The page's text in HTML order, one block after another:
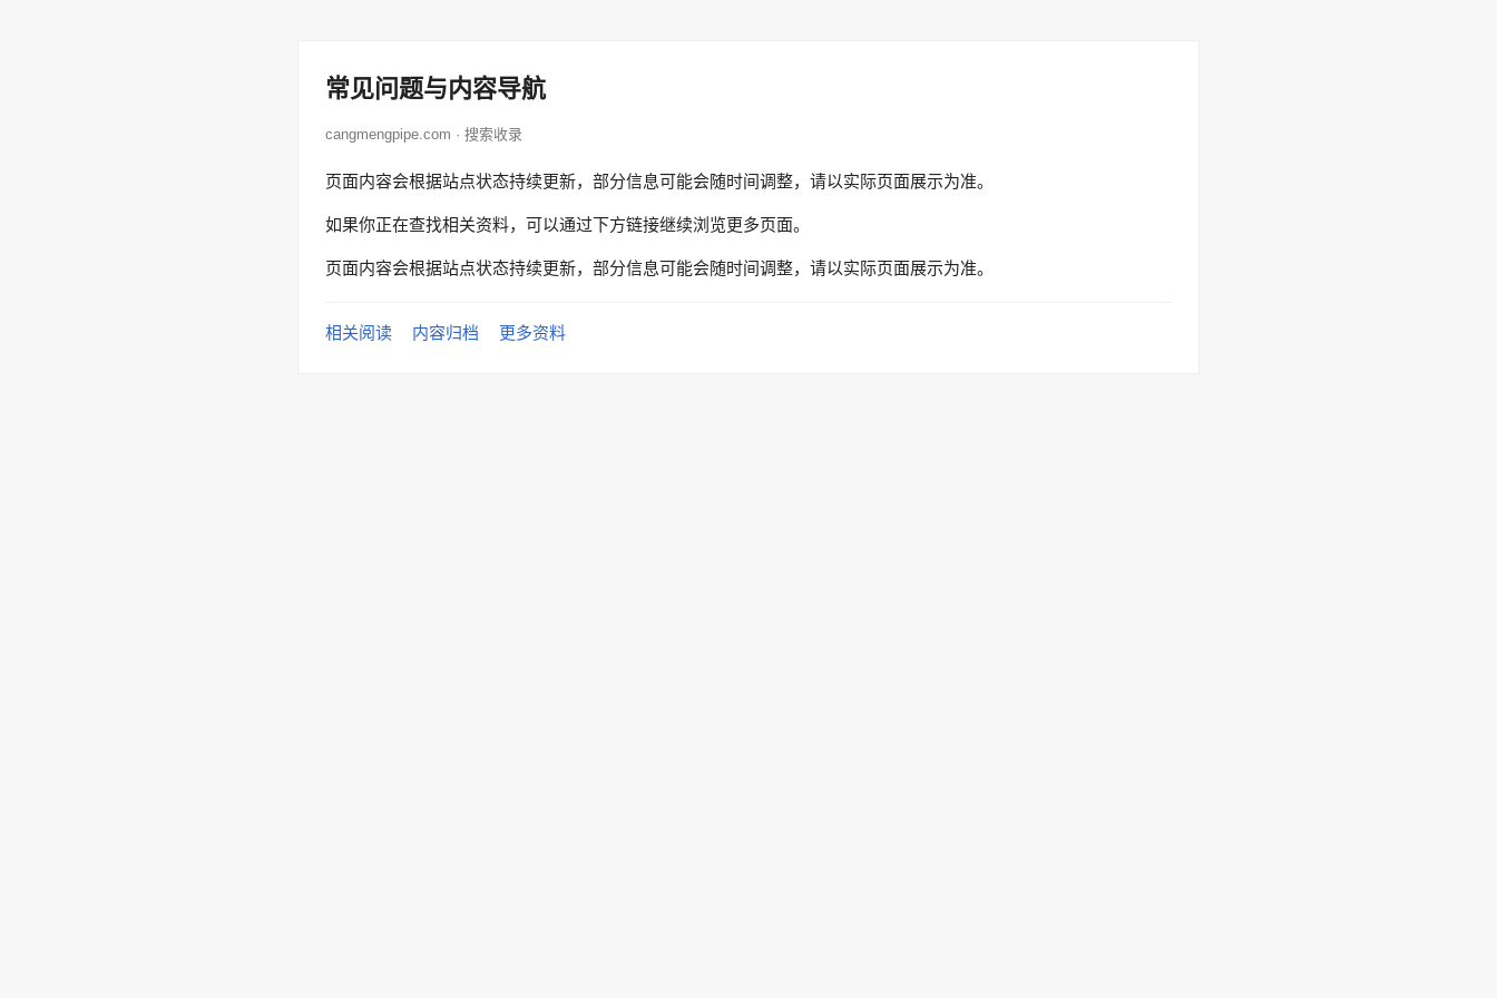
常见问题与内容导航
cangmengpipe.com · 搜索收录
页面内容会根据站点状态持续更新，部分信息可能会随时间调整，请以实际页面展示为准。
如果你正在查找相关资料，可以通过下方链接继续浏览更多页面。
页面内容会根据站点状态持续更新，部分信息可能会随时间调整，请以实际页面展示为准。
相关阅读 内容归档 更多资料